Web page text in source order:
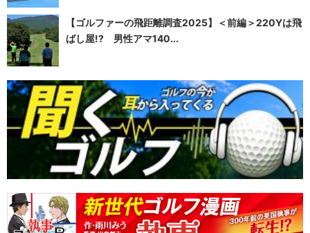
【ゴルファーの飛距離調査2025】＜前編＞220Yは飛
ばし屋!? 男性アマ140...